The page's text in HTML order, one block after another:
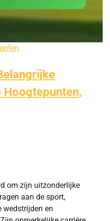
Hoogtepunten,
om zijn uitzonderlijke
aan de sport,
wedstrijden en